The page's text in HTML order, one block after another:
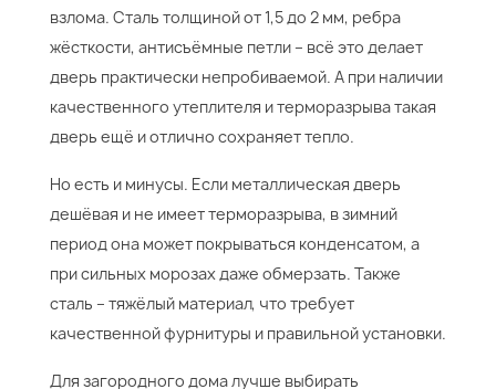
взлома. Сталь толщиной от 1,5 до 2 мм, ребра
жёсткости, антисъёмные петли – всё это делает
дверь практически непробиваемой. А при наличии
качественного утеплителя и терморазрыва такая
дверь ещё и отлично сохраняет тепло.
Но есть и минусы. Если металлическая дверь
дешёвая и не имеет терморазрыва, в зимний
период она может покрываться конденсатом, а
при сильных морозах даже обмерзать. Также
сталь – тяжёлый материал, что требует
качественной фурнитуры и правильной установки.
Для загородного дома лучше выбирать